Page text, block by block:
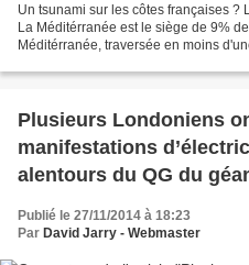
Un tsunami sur les côtes françaises ?
La Méditérranée est le siège de 9%
Méditérranée, traversée en moins
Plusieurs Londoniens
manifestations
alentours du QG du
Publié le 27/11/2014 à 18:23
Par David Jarry - Webmaster